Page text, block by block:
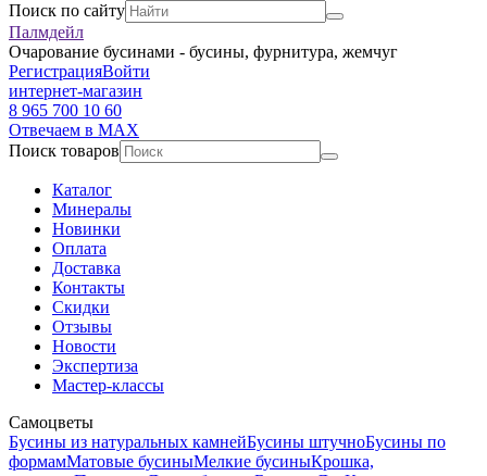
Поиск по сайту
Палмдейл
Очарование бусинами - бусины, фурнитура, жемчуг
РегистрацияВойти
интернет-магазин
8 965 700 10 60
Отвечаем в MAX
Поиск товаров
Каталог
Минералы
Новинки
Оплата
Доставка
Контакты
Скидки
Отзывы
Новости
Экспертиза
Мастер-классы
Самоцветы
Бусины из натуральных камнейБусины штучноБусины по
формамМатовые бусиныМелкие бусиныКрошка,